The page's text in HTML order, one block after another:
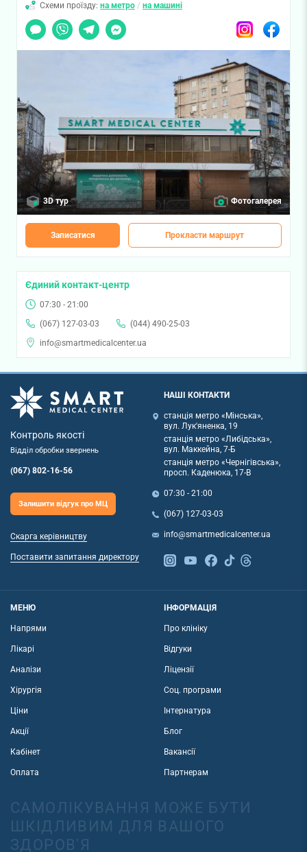
Схеми проїзду: на метро / на машині
Чат
Viber TelegramMessenger InstagramFacebook
3D тур Фотогалерея
Записатися Прокласти маршрут
Єдиний контакт-центр
07:30 - 21:00
(067) 127-03-03
(044) 490-25-03
info@smartmedicalcenter.ua
Контроль якості
Відділ обробки звернень
(067) 802-16-56
Залишити відгук про МЦ
Скарга керівництву
Поставити запитання директору
НАШІ КОНТАКТИ
станція метро «Мінська»,
вул. Лук'яненка, 19
станція метро «Либідська»,
вул. Маккейна, 7-Б
станція метро «Чернігівська»,
просп. Каденюка, 17-В
07:30 - 21:00
(067) 127-03-03
info@smartmedicalcenter.ua
МЕНЮ
Напрями
Лікарі
Аналізи
Хірургія
Ціни
Акції
Кабінет
Оплата
ІНФОРМАЦІЯ
Про клініку
Відгуки
Ліцензії
Соц. програми
Інтернатура
Блог
Вакансії
Партнерам
САМОЛІКУВАННЯ МОЖЕ БУТИ
ШКІДЛИВИМ ДЛЯ ВАШОГО
ЗДОРОВ'Я